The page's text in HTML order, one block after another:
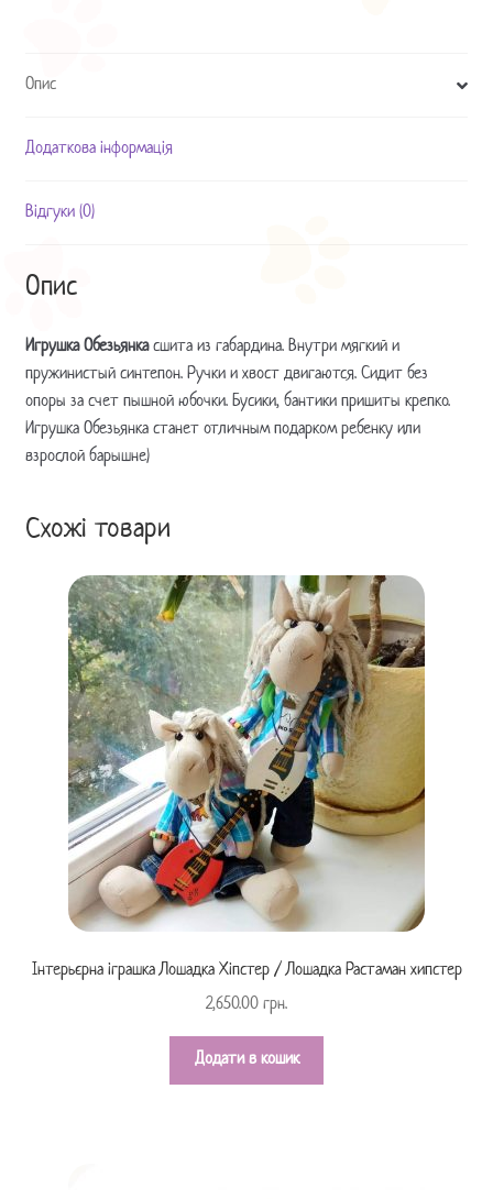
Опис
Додаткова інформація
Відгуки (0)
Опис
Игрушка Обезьянкасшита из габардина. Внутри мягкий и
пружинистый синтепон. Ручки и хвост двигаются. Сидит без
опоры за счет пышной юбочки. Бусики, бантики пришиты крепко.
Игрушка Обезьянка станет отличным подарком ребенку или
взрослой барышне)
Схожі товари
Інтерьєрна іграшка Лошадка Хіпстер / Лошадка Растаман хипстер
2,650.00 грн.
Додати в кошик